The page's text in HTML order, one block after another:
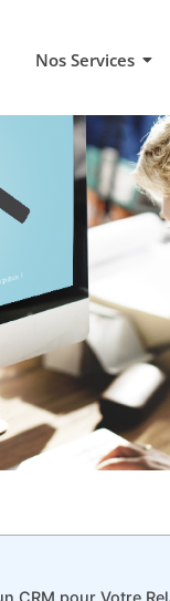
Nos Services
CRM pour Votre